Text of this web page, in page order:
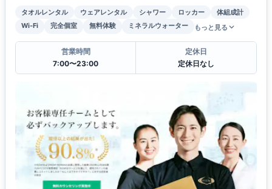
タオルレンタル ウェアレンタル シャワー ロッカー
体組成計
Wi-Fi
完全個室 無料体験 ミネラルウォーター もっと見る
営業時間
7:00〜23:00
定休日
定休日なし